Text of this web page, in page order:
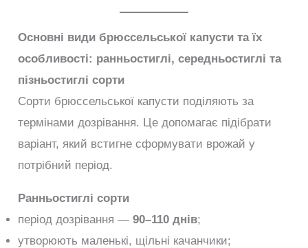
Основні види брюссельської капусти та їх
особливості: ранньостиглі, середньостиглі та
пізньостиглі сорти
Сорти брюссельської капусти поділяють за
термінами дозрівання. Це допомагає підібрати
варіант, який встигне сформувати врожай у
потрібний період.
Ранньостиглі сорти
період дозрівання —90–110 днів;
утворюють маленькі, щільні качанчики;